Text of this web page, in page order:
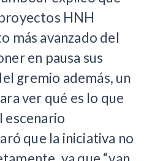
HNH
más avanzado del
en pausa sus
gremio además, un
ver qué es lo que
escenario
que la iniciativa no